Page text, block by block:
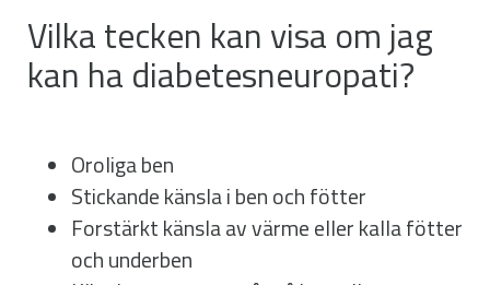
Vilka tecken kan visa om jag
kan ha diabetesneuropati?
Oroliga ben
Stickande känsla i ben och fötter
Forstärkt känsla av värme eller kalla fötter
och underben